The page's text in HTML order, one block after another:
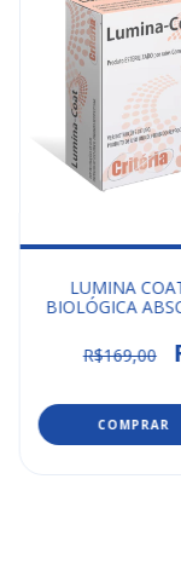
LUMINA
BIOLÓGICA
R$169,00